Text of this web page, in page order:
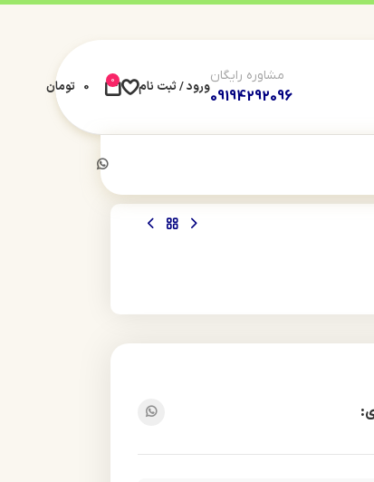
مشاوره رایگان
09194292096
ورود / ثبت نام 0
0 تومان